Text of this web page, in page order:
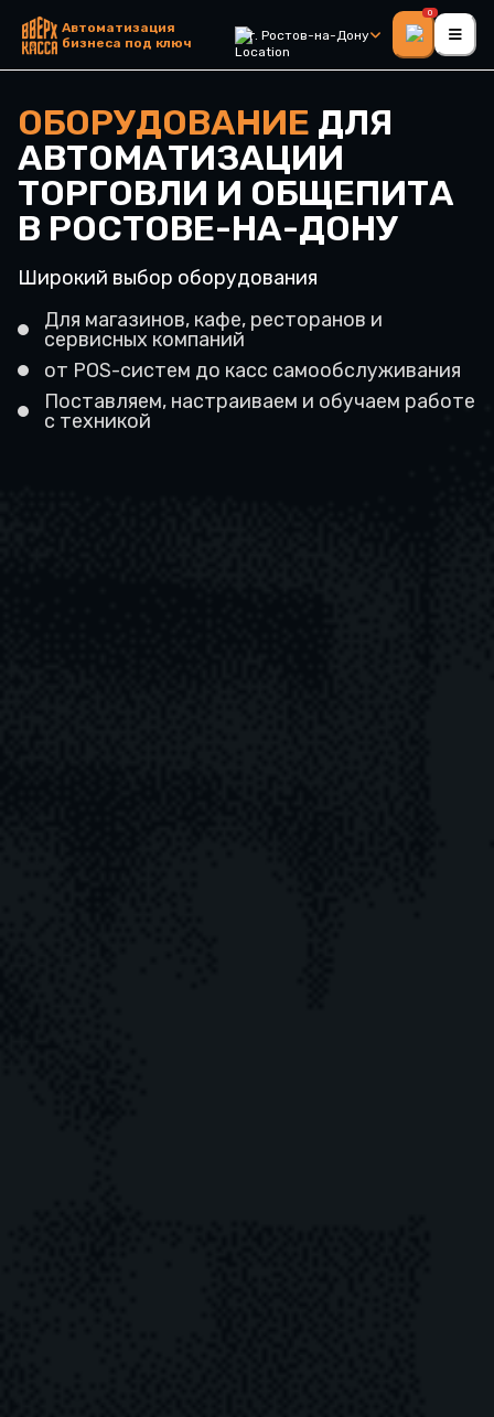
Автоматизация
бизнеса под ключ
г. Ростов-на-Дону
0
ОБОРУДОВАНИЕ ДЛЯ
АВТОМАТИЗАЦИИ
ТОРГОВЛИ И ОБЩЕПИТА
В РОСТОВЕ-НА-ДОНУ
Широкий выбор оборудования
Для магазинов, кафе, ресторанов и
сервисных компаний
от POS-систем до касс самообслуживания
Поставляем, настраиваем и обучаем работе
с техникой